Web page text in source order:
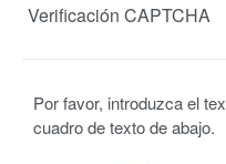
Verificación CAPTCHA
Por favor, introduzca el
cuadro de texto de abajo.